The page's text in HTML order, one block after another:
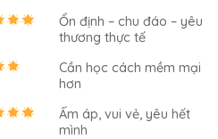
Ổn định – chu đáo – yêu
thương thực tế
Cần học cách mềm mại
hơn
Ấm áp, vui vẻ, yêu hết
mình